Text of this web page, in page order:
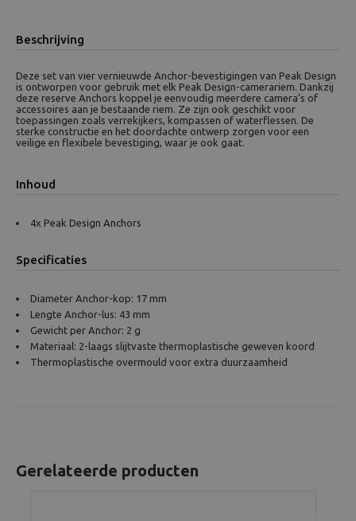
Beschrijving
Deze set van vier vernieuwde Anchor-bevestigingen van Peak Design
is ontworpen voor gebruik met elk Peak Design-camerariem. Dankzij
deze reserve Anchors koppel je eenvoudig meerdere camera’s of
accessoires aan je bestaande riem. Ze zijn ook geschikt voor
toepassingen zoals verrekijkers, kompassen of waterflessen. De
sterke constructie en het doordachte ontwerp zorgen voor een
veilige en flexibele bevestiging, waar je ook gaat.
Inhoud
4x Peak Design Anchors
Specificaties
Diameter Anchor-kop: 17 mm
Lengte Anchor-lus: 43 mm
Gewicht per Anchor: 2 g
Materiaal: 2-laags slijtvaste thermoplastische geweven koord
Thermoplastische overmould voor extra duurzaamheid
Gerelateerde producten